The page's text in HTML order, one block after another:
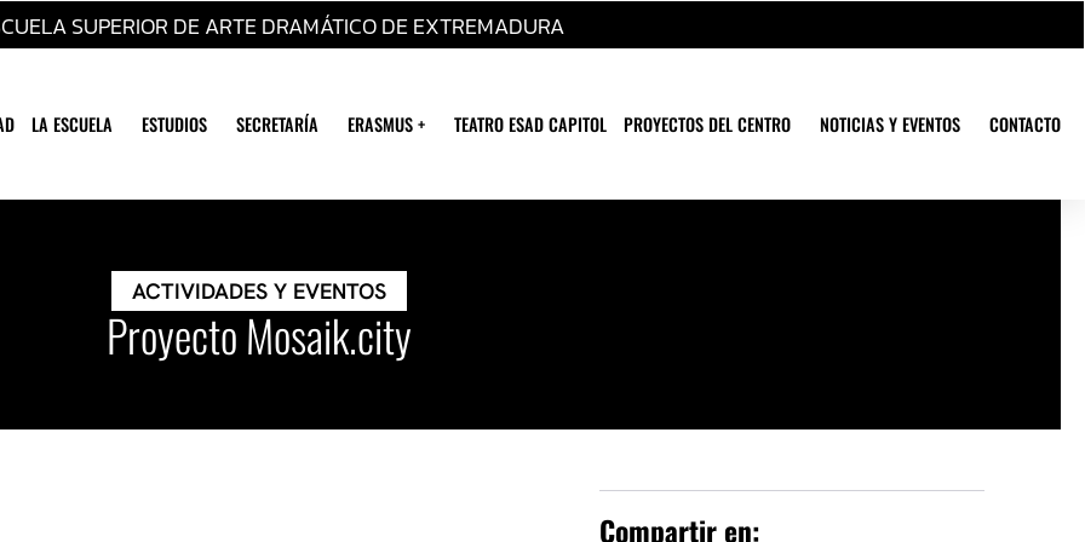
SUPERIOR DE ARTE DRAMÁTICO DE EXTREMADURA
LA ESCUELA ESTUDIOS SECRETARÍA ERASMUS + TEATRO ESAD CAPITOL PROYECTOS DEL CENTRO NOTICIAS Y EVENTOS CONTACTO
ACTIVIDADES Y EVENTOS
Proyecto Mosaik.city
Compartir en: